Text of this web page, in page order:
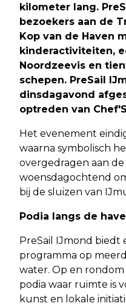
kilometer lang.
bezoekers aan de
Kop van de Haven
kinderactiviteiten,
Noordzeevis en
schepen. PreSail
dinsdagavond
optreden van
Het evenement
waarna symbolisch
overgedragen aan de
woensdagochtend
bij de sluizen van
Podia langs de
PreSail IJmond biedt
programma op
water. Op en
podia waar ruimte is
kunst en lokale